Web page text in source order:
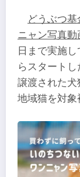
どうぶつ基
ニャン写真動
日まで実施
らスタート
譲渡された
地域猫を対象